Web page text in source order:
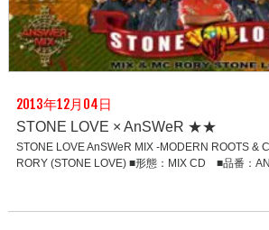
2013年12月04日
STONE LOVE × AnSWeR ★★
STONE LOVE AnSWeR MIX -MODERN ROOTS &
RORY (STONE LOVE) ■形態：MIX CD ■品番：